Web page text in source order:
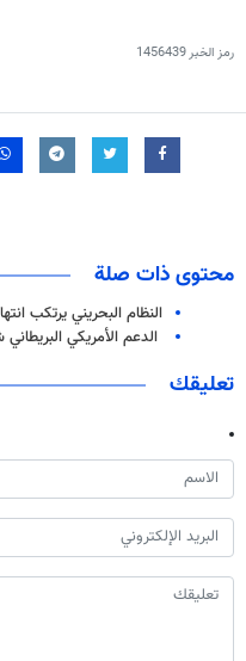
رمز الخبر1456439
محتوى ذات صلة
النظام البحريني يرتكب
الدعم الأمريكي
تعليقك